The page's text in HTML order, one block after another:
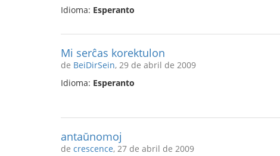
Idioma: Esperanto
Mi serĉas korektulon
de BeiDirSein, 29 de abril de 2009
Idioma: Esperanto
antaŭnomoj
de crescence, 27 de abril de 2009